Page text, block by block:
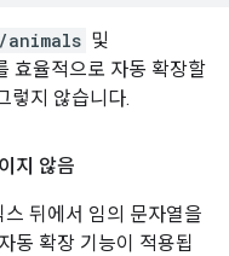
animals 및
효율적으로 자동 확장할
렇지 않습니다.
지 않음
뒤에서 임의 문자열을
동 확장 기능이 적용됩